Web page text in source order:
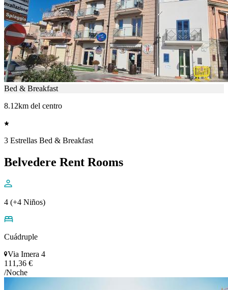
Bed & Breakfast
8.12km del centro
3 Estrellas Bed & Breakfast
Belvedere Rent Rooms
4 (+4 Niños)
Cuádruple
Via Imera 4
111,36 €
/Noche